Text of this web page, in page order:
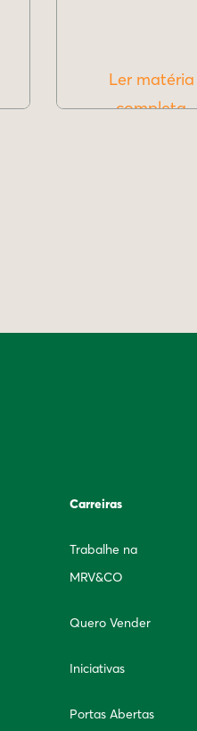
Ler matéria
completa
Carreiras
Trabalhe na
MRV&CO
Quero Vender
Iniciativas
Portas Abertas